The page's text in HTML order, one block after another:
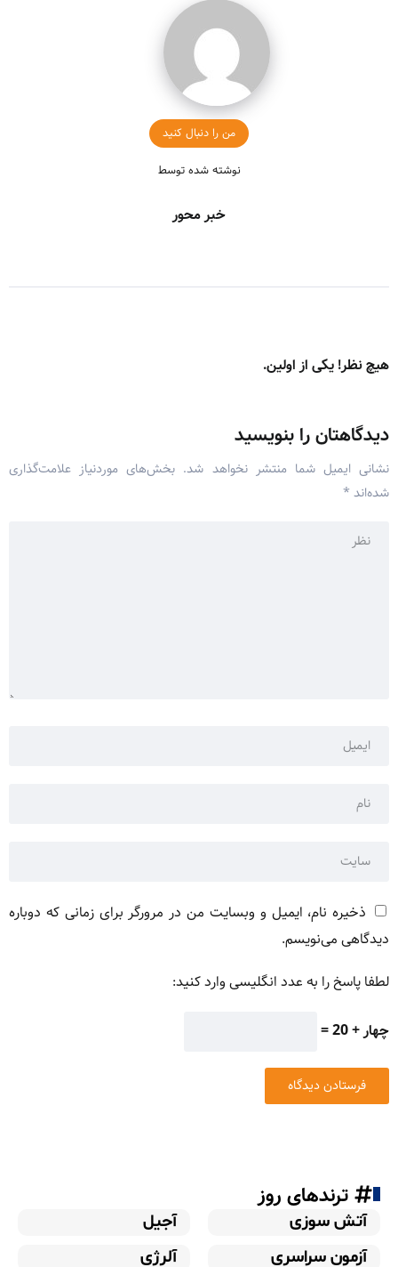
من را دنبال کنید
نوشته شده توسط
خبر محور
هیچ نظر! یکی از اولین.
دیدگاهتان را بنویسید
نشانی ایمیل شما منتشر نخواهد شد. بخش‌های موردنیاز علامت‌گذاری
شده‌اند *
ذخیره نام، ایمیل و وبسایت من در مرورگر برای زمانی که دوباره
دیدگاهی می‌نویسم.
لطفا پاسخ را به عدد انگلیسی وارد کنید:
چهار + 20 =
ترندهای روز
آتش سوزی
آجیل
آزمون سراسری
آلرژی